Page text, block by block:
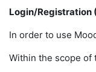
Login/Registration
In order to use
Within the scope of